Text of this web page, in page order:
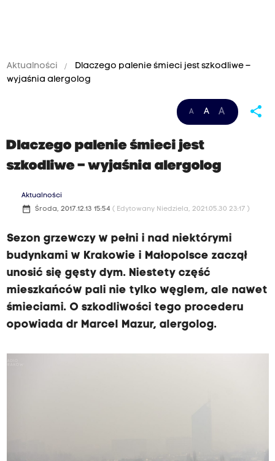
Aktualności
Dlaczego palenie śmieci jest szkodliwe –
wyjaśnia alergolog
A A A share
Dlaczego palenie śmieci jest
szkodliwe – wyjaśnia alergolog
Aktualności
date_range Środa, 2017.12.13 15:54 ( Edytowany Niedziela, 2021.05.30 23:17 )
Sezon grzewczy w pełni i nad niektórymi
budynkami w Krakowie i Małopolsce zaczął
unosić się gęsty dym. Niestety część
mieszkańców pali nie tylko węglem, ale nawet
śmieciami. O szkodliwości tego procederu
opowiada dr Marcel Mazur, alergolog.